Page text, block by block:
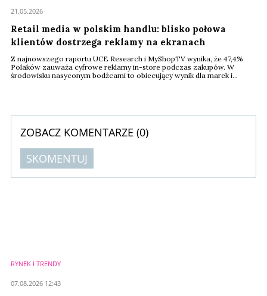
Retail media w polskim handlu: blisko połowa
klientów dostrzega reklamy na ekranach
Z najnowszego raportu UCE Research i MyShopTV wynika, że 47,4%
Polaków zauważa cyfrowe reklamy in-store podczas zakupów. W
środowisku nasyconym bodźcami to obiecujący wynik dla marek i
21.05.2026
ZOBACZ KOMENTARZE (0)
SKOMENTUJ
RYNEK I TRENDY
07.08.2026 12:43